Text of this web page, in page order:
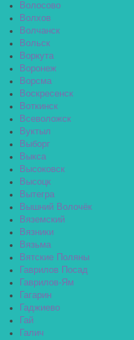
Волосово
Волхов
Волчанск
Вольск
Воркута
Воронеж
Ворсма
Воскресенск
Воткинск
Всеволожск
Вуктыл
Выборг
Выкса
Высоковск
Высоцк
Вытегра
Вышний Волочёк
Вяземский
Вязники
Вязьма
Вятские Поляны
Гаврилов Посад
Гаврилов-Ям
Гагарин
Гаджиево
Гай
Галич